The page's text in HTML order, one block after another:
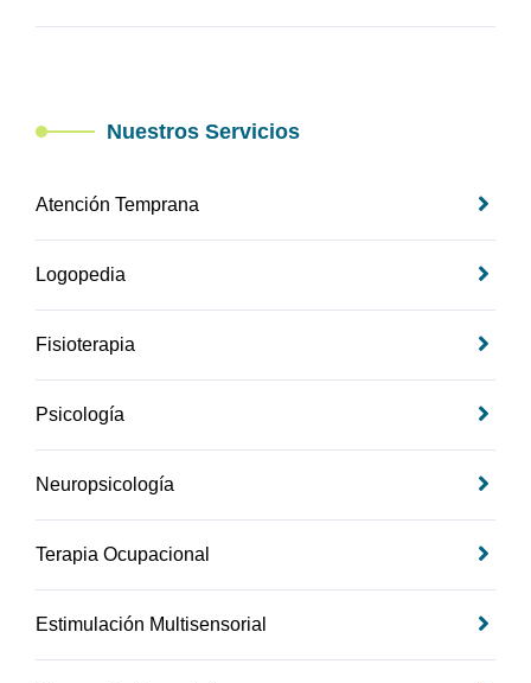
Nuestros Servicios
Atención Temprana
Logopedia
Fisioterapia
Psicología
Neuropsicología
Terapia Ocupacional
Estimulación Multisensorial